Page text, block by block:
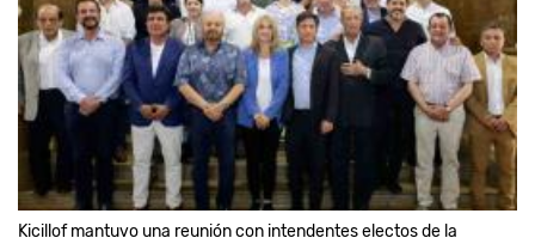
Kicillof mantuvo una reunión con intendentes electos de la